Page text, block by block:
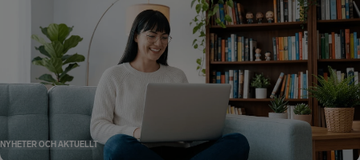
NYHETER OCH AKTUELLT